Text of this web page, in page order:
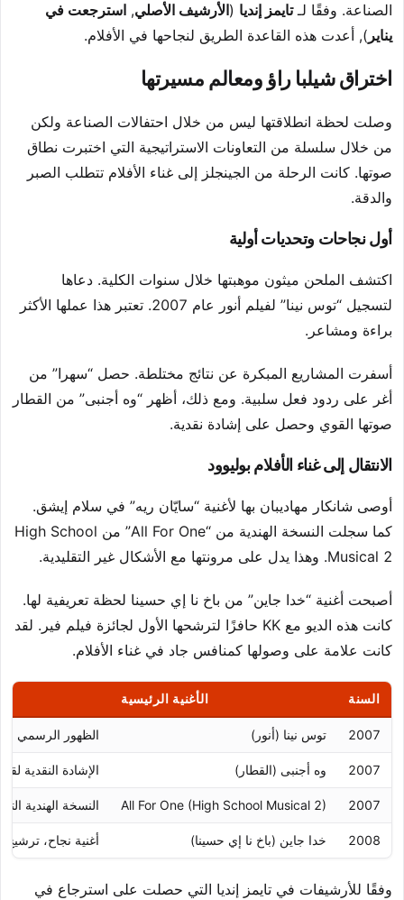
الصناعة. وفقًا لـتايمز إنديا (الأرشيف الأصلي, استرجعت في
يناير ), أعدت هذه القاعدة الطريق لنجاحها في الأفلام.
اختراق شيلبا راؤ ومعالم مسيرتها
وصلت لحظة انطلاقتها ليس من خلال احتفالات الصناعة ولكن
من خلال سلسلة من التعاونات الاستراتيجية التي اختبرت نطاق
صوتها. كانت الرحلة من الجينجلز إلى غناء الأفلام تتطلب الصبر
والدقة.
أول نجاحات وتحديات أولية
اكتشف الملحن ميثون موهبتها خلال سنوات الكلية. دعاها
لتسجيل “توس نينا” لفيلم أنور عام 2007. تعتبر هذا عملها الأكثر
براءة ومشاعر.
أسفرت المشاريع المبكرة عن نتائج مختلطة. حصل “سهرا” من
أغر على ردود فعل سلبية. ومع ذلك، أظهر “وه أجنبى” من القطار
صوتها القوي وحصل على إشادة نقدية.
الانتقال إلى غناء الأفلام بوليوود
أوصى شانكار مهاديبان بها لأغنية “سايّان ريه” في سلام إيشق.
كما سجلت النسخة الهندية من “All For One” من High School
Musical 2. وهذا يدل على مرونتها مع الأشكال غير التقليدية.
أصبحت أغنية “خدا جاين” من باخ نا إي حسينا لحظة تعريفية لها.
كانت هذه الديو مع KK حافزًا لترشحها الأول لجائزة فيلم فير. لقد
كانت علامة على وصولها كمنافس جاد في غناء الأفلام.
السنة الأغنية الرئيسية
2007 توس نينا (أنور) الظهور الرسمي في
2007 وه أجنبى (القطار) الإشادة النقدية
2007
All For One (High School Musical 2) النسخة الهندية
2008 خدا جاين (باخ نا إي حسينا) أغنية نجاح، ترشيح
وفقًا للأرشيفات في تايمز إنديا التي حصلت على استرجاع في